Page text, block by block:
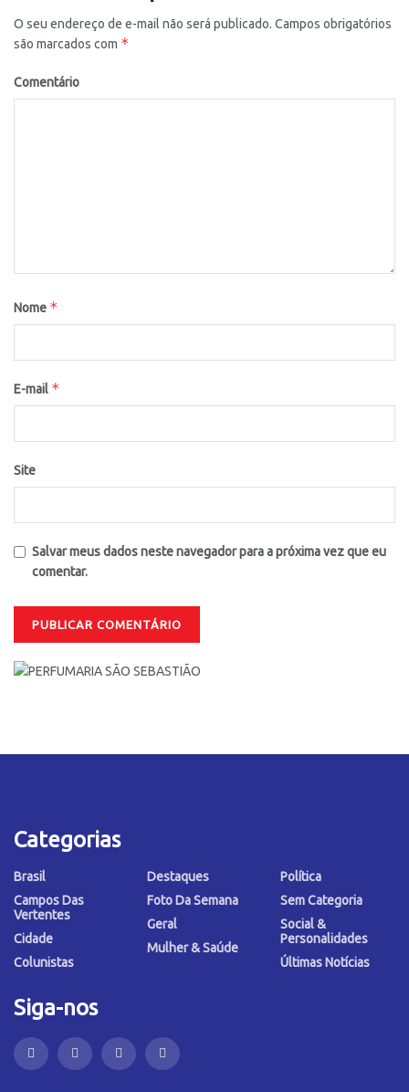
O seu endereço de e-mail não será publicado. Campos obrigatórios
são marcados com *
Comentário
Nome *
E-mail *
Site
Salvar meus dados neste navegador para a próxima vez que eu
comentar.
Categorias
Brasil
Campos Das
Vertentes
Cidade
Colunistas
Destaques
Foto Da Semana
Geral
Mulher & Saúde
Política
Sem Categoria
Social &
Personalidades
Últimas Notícias
Siga-nos